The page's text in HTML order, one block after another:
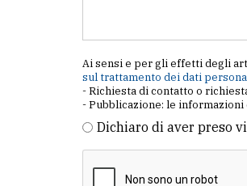
Ai sensi e per gli effetti degli
sul trattamento dei dati
- Richiesta di contatto o
- Pubblicazione: le
Dichiaro di aver preso